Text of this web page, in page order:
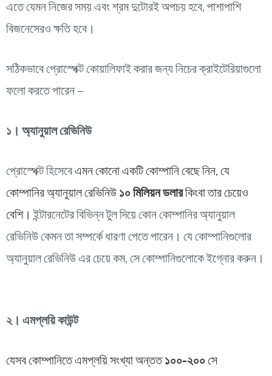
এতে যেমন নিজের সময় এবং শ্রম দুটোরই অপচয় হবে, পাশাপাশি
বিজনেসেরও ক্ষতি হবে।
সঠিকভাবে প্রোস্পেক্ট কোয়ালিফাই করার জন্য নিচের ক্রাইটেরিয়াগুলো
ফলো করতে পারেন –
১। অ্যানুয়াল রেভিনিউ
প্রোস্পেক্ট হিসেবে এমন কোনো একটি কোম্পানি বেছে নিন, যে
কোম্পানির অ্যানুয়াল রেভিনিউ ১০ মিলিয়ন ডলারকিংবা তার চেয়েও
বেশি। ইন্টারনেটের বিভিন্ন টুল দিয়ে কোন কোম্পানির অ্যানুয়াল
রেভিনিউ কেমন তা সম্পর্কে ধারণা পেতে পারেন। যে কোম্পানিগুলোর
অ্যানুয়াল রেভিনিউ এর চেয়ে কম, সে কোম্পানিগুলোকে ইগ্নোর করুন।
২। এমপ্লয়ি কাউন্ট
যেসব কোম্পানিতে এমপ্লয়ি সংখ্যা অন্তত ১০০-২০০ সে